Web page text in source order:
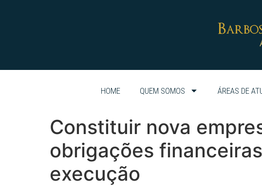
HOME QUEM SOMOS ÁREAS DE
Constituir nova
obrigações
execução